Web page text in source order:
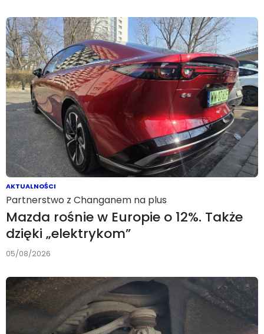
AKTUALNOŚCI
Partnerstwo z Changanem na plus
Mazda rośnie w Europie o 12%. Także
dzięki „elektrykom”
05/08/2026